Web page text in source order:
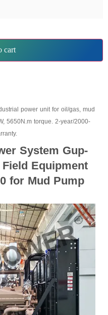
cart
power unit for oil/gas, mud
5650N.m torque. 2-year/2000-
System Gup-
Equipment
for Mud Pump